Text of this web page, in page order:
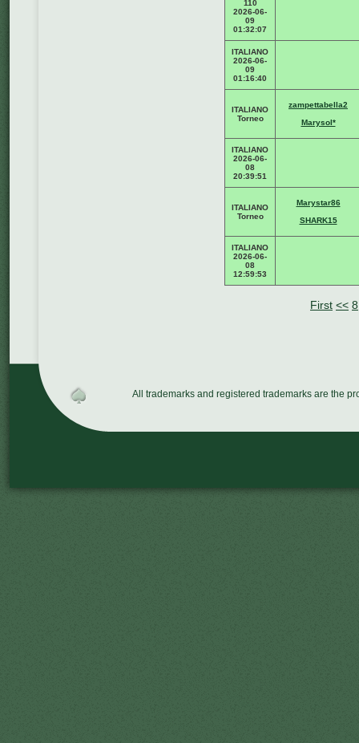
110
2026-06-
09
01:32:07
ITALIANO
2026-06-
09
01:16:40
ITALIANO
Torneo
zampettabella2
Marysol*
ITALIANO
2026-06-
08
20:39:51
ITALIANO
Torneo
Marystar86
SHARK15
ITALIANO
2026-06-
08
12:59:53
First << 8
All trademarks and registered trademarks are the